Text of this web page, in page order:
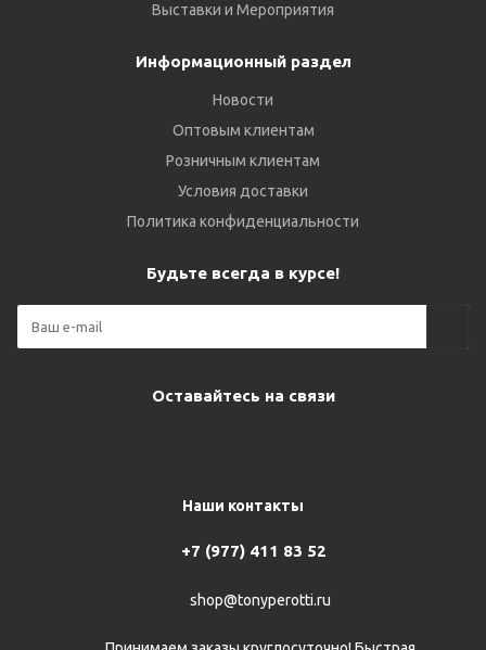
Выставки и Мероприятия
Информационный раздел
Новости
Оптовым клиентам
Розничным клиентам
Условия доставки
Политика конфиденциальности
Будьте всегда в курсе!
Оставайтесь на связи
Наши контакты
+7 (977) 411 83 52
shop@tonyperotti.ru